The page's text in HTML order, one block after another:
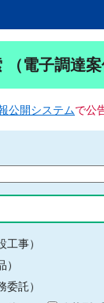
電子調達案
公開システムで公
事）
託）